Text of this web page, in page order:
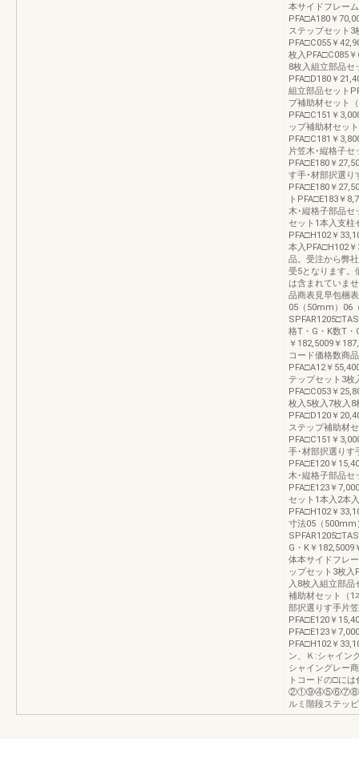
本サイドフレー
PFA□A180￥
ステップセット3
PFA□C055￥
枚入PFA□C085
8枚入組立部品セ
PFA□D180￥
組立部品セット
プ補助材セット
PFA□C151￥
ップ補助材セッ
PFA□C181￥
片笠木･縦格子セ
PFA□E180￥
す手･材部択選り
PFA□E180￥
トPFA□E183￥
木･縦格子部品セ
セット1本入支柱
PFA□H102￥
本入PFA□H102
品。受注から弊
受5となります。
は含まれていま
品商表見早包梱
05（50mm）06
格T・G・K数T・
￥182,5009￥
コード価格数商
PFA□A12￥
テップセット3枚
PFA□C053￥
枚入5枚入7枚入8
PFA□D120￥
ステップ補助材
PFA□C151￥
手･材部択選りす
PFA□E120￥
木･縦格子部品セ
PFA□E123￥
セット1本入2本入
PFA□H102￥
寸法05（500mm
G・K￥182,5009
体本サイドフレ
ップセット3枚入
入8枚入組立部品
補助材セット（1
部択選りす手片
PFA□E120￥
PFA□E123￥
PFA□H102￥
ン、Ｋ:シャイン
シャイングレー
トコードの□に
ルミ階段ステッ